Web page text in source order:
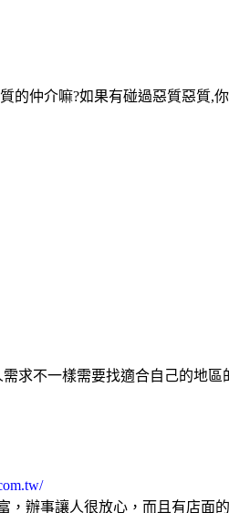
的仲介嘛?如果有碰過惡質惡質,
求不一樣需要找適合自己的地區
辦事讓人很放心，而且有店面